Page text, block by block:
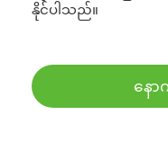
နိုင်ပါသည်။
နော